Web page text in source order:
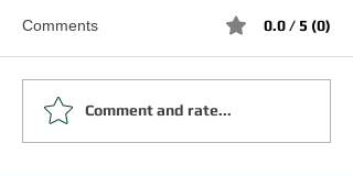
日本語が生み出す新しい
出会いと楽しい時間
Comments 0.0 / 5 (0)
Comment and rate...